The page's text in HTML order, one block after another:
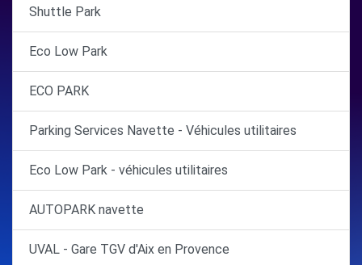
Shuttle Park
Eco Low Park
ECO PARK
Parking Services Navette - Véhicules utilitaires
Eco Low Park - véhicules utilitaires
AUTOPARK navette
UVAL - Gare TGV d'Aix en Provence